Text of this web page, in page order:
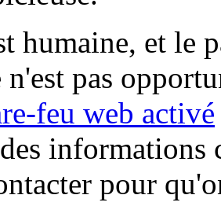
humaine, et le
n'est pas
feu web activé
informations
pour